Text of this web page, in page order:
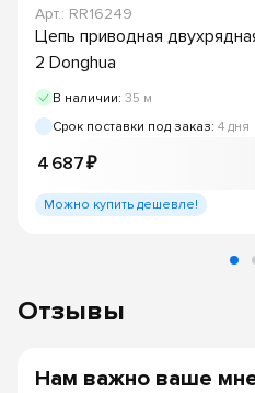
Арт.: RR16249
Цепь приводная
2 Donghua
В наличии: 35 м
Срок поставки под заказ: 4 дня
4 687 ₽
Можно купить дешевле!
Отзывы
Нам важно ваше